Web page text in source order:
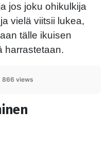
jos joku ohikulkija
vielä viitsii lukea,
tälle ikuisen
harrastetaan.
866 views